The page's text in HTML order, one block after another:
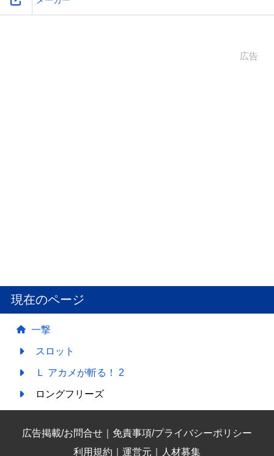
広告
現在のページ
一撃
スロット
Ｌ アカメが斬る！ 2
ロングフリーズ
広告掲載/お問合せ ｜ 免責事項/プライバシーポリシー
利用規約 ｜ 運営元 ｜ 人材募集